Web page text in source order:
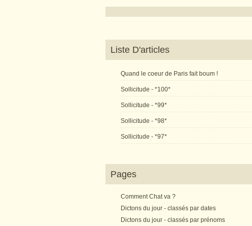
Liste D'articles
Quand le coeur de Paris fait boum !
Sollicitude - *100*
Sollicitude - *99*
Sollicitude - *98*
Sollicitude - *97*
Pages
Comment Chat va ?
Dictons du jour - classés par dates
Dictons du jour - classés par prénoms